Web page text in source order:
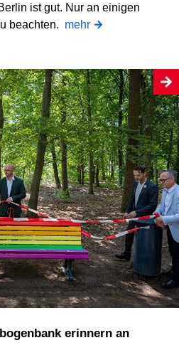
ist gut. Nur an einigen
beachten. mehr